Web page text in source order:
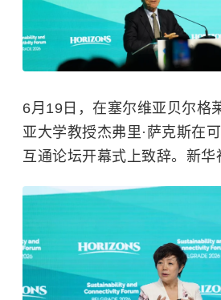
6月19日，在塞尔维亚贝尔格
亚大学教授杰弗里·萨克斯在
互通论坛开幕式上致辞。新华